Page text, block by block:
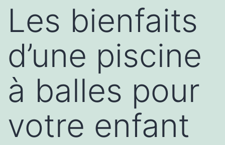
Les bienfaits
d’une piscine
à balles pour
votre enfant